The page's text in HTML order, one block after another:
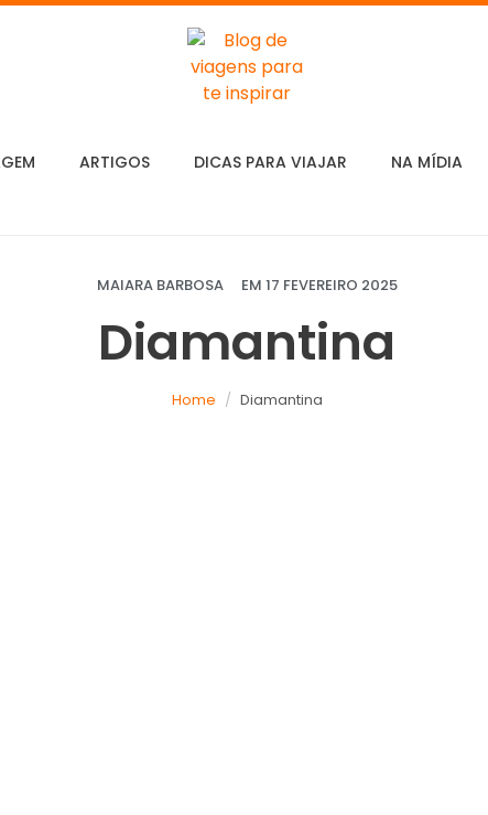
ARTIGOS DICAS PARA VIAJAR NA MÍDIA
MAIARA BARBOSA EM 17 FEVEREIRO 2025
Diamantina
Home Diamantina